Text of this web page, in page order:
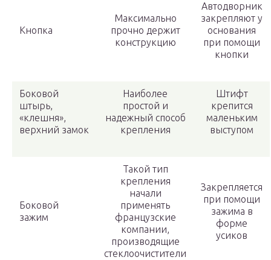
Кнопка
Максимально
прочно держит
конструкцию
Автодворник
закрепляют у
основания
при помощи
кнопки
Боковой
штырь,
«клешня»,
верхний замок
Наиболее
простой и
надежный способ
крепления
Штифт
крепится
маленьким
выступом
Боковой
зажим
Такой тип
крепления
начали
применять
французские
компании,
производящие
стеклоочистители
Закрепляется
при помощи
зажима в
форме
усиков